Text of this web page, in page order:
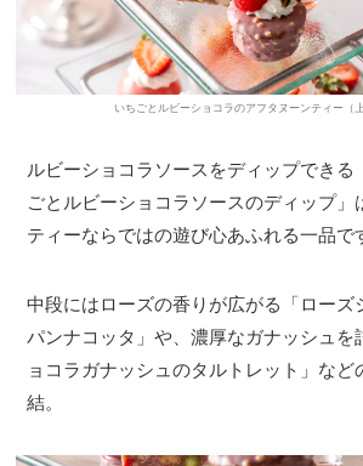
いちごとルビーショコラのアフタヌーンティー（上
ルビーショコラソースをディップできる
ごとルビーショコラソースのディップ」
ティーならではの遊び心あふれる一品で
中段にはローズの香りが広がる「ローズ
パンナコッタ」や、濃厚なガナッシュを
ョコラガナッシュのタルトレット」など
結。